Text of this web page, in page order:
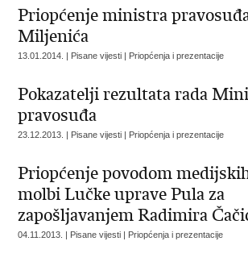
Priopćenje ministra
Miljenića
13.01.2014. | Pisane vijesti | Priopćenja i prezentacije
Pokazatelji rezultata rada
pravosuđa
23.12.2013. | Pisane vijesti | Priopćenja i prezentacije
Priopćenje povodom
molbi Lučke uprave Pula za
zapošljavanjem Radimira
04.11.2013. | Pisane vijesti | Priopćenja i prezentacije